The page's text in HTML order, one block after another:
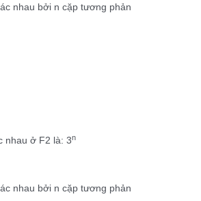
nhau bởi n cặp tương phản
nhau ở F2 là: 3n
nhau bởi n cặp tương phản